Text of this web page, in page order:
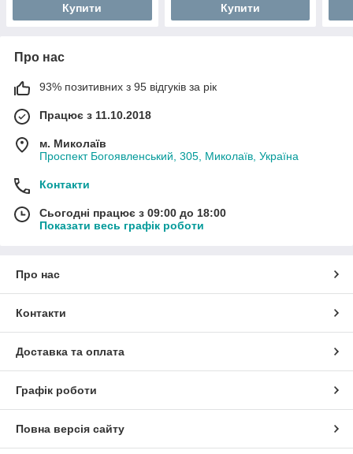
Купити Купити
Про нас
93% позитивних з 95 відгуків за рік
Працює з 11.10.2018
м. Миколаїв
Проспект Богоявленський, 305, Миколаїв, Україна
Контакти
Сьогодні працює з 09:00 до 18:00
Показати весь графік роботи
Про нас
Контакти
Доставка та оплата
Графік роботи
Повна версія сайту